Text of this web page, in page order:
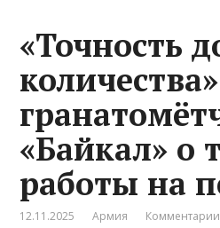
«Точность
«Байкал» о
работы на
12.11.2025 Армия